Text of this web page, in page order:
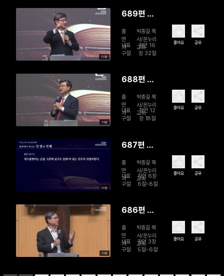
36분
689편 분
리라
출
연
자
박종길 목
사/온누리
교회
대표
구절
잠언 16
장 32절
좋아요 공유
35분
688편 언
하라
출
연
자
박종길 목
사/온누리
교회
대표
구절
잠언 12
장 18절
좋아요 공유
28분
687편 끝
하라
출
연
자
박종길 목
사/온누리
교회
대표
구절
잠언 6장
6절~8절
좋아요 공유
32분
686편 지
라
출
연
자
박종길 목
사/온누리
교회
대표
구절
잠언 3장
5절~6절
좋아요 공유